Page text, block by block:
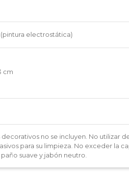
electrostática)
cm
no se incluyen. No utilizar
para su limpieza. No exceder la
suave y jabón neutro.